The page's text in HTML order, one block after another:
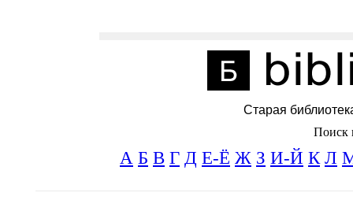
Старая
Поиск
А Б В Г Д Е-Ё Ж З И-Й К Л